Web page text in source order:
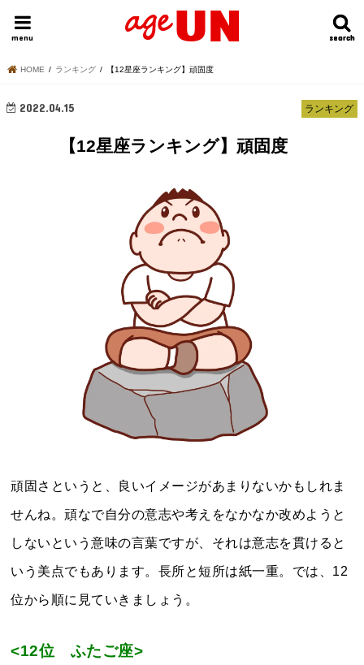
search
search
menu
HOME 今日の運勢ランキング 明日の運勢ランキング 今週の運勢
HOME ランキング 【12星座ランキング】頑固度
ランキング
2022.04.15
【12星座ランキング】頑固度
頑固さというと、良いイメージがあまりないかもしれま
せんね。頑なで自分の意志や考えをなかなか改めようと
しないという意味の言葉ですが、それは意志を貫けると
いう美点でもあります。長所と短所は紙一重。では、12
位から順に見ていきましょう。
<12位 ふたご座>